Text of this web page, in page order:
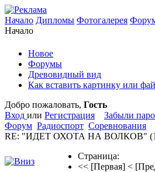
Начало Дипломы Фотогалерея
Начало
Новое
Форумы
Древовидный вид
Как вставить картинку или
Добро пожаловать, Гость
Вход или Регистрация
Забыли
Форум Радиоспорт Соревнования
RE: "ИДЕТ ОХОТА НА ВОЛКОВ"
Страница:
<< [Первая] <